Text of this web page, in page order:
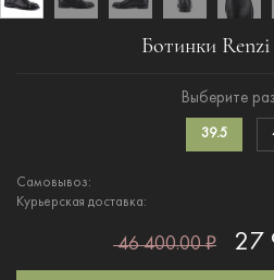
Ботинки Renzi
Выберите
39.5
Самовывоз:
Курьерская доставка:
46 400.00 ₽ 27